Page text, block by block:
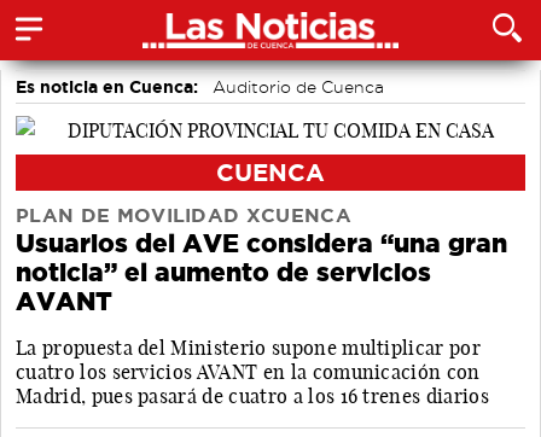
Es noticia en Cuenca: Auditorio de Cuenca
CUENCA
PLAN DE MOVILIDAD XCUENCA
Usuarios del AVE considera “una gran
noticia” el aumento de servicios
AVANT
La propuesta del Ministerio supone multiplicar por
cuatro los servicios AVANT en la comunicación con
Madrid, pues pasará de cuatro a los 16 trenes diarios